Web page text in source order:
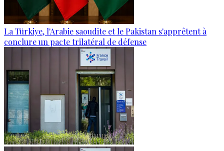
La Türkiye, l'Arabie saoudite et le Pakistan s'apprêtent à
conclure un pacte trilatéral de défense